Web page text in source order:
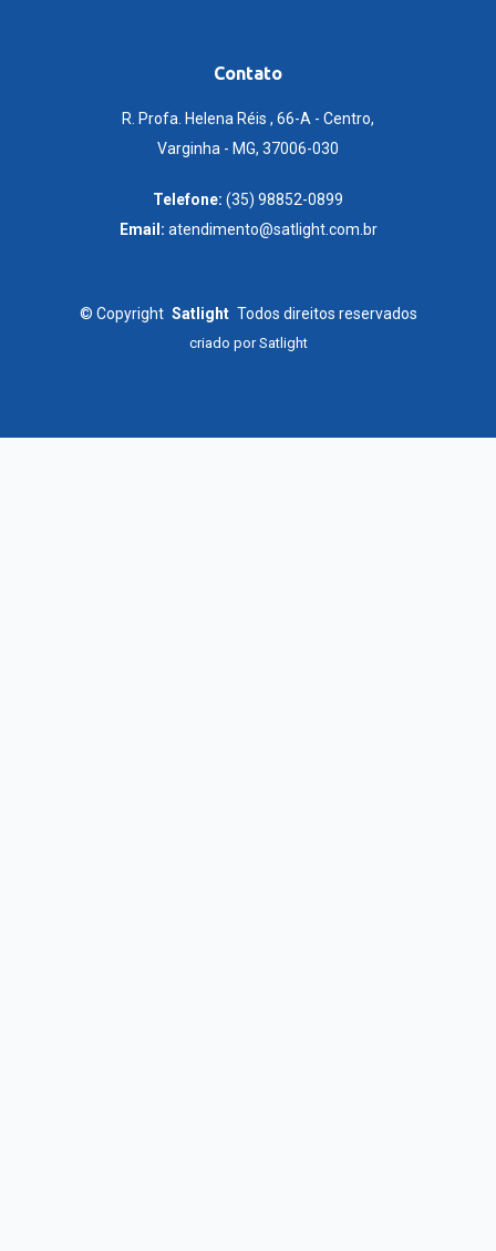
Contato
R. Profa. Helena Réis , 66-A - Centro,
Varginha - MG, 37006-030
Telefone: (35) 98852-0899
Email: atendimento@satlight.com.br
© Copyright Satlight Todos direitos reservados
criado porSatlight